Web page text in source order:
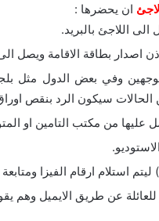
ان يحضرها :
اللاجئ بالبريد.
اصدار بطاقة الاقامة ويصل الى
وفي بعض الدول مثل
سيكون الرد بنقص
من مكتب التامين او
ليتم استلام ارقام الفيزا
عن طريق الايميل وهم